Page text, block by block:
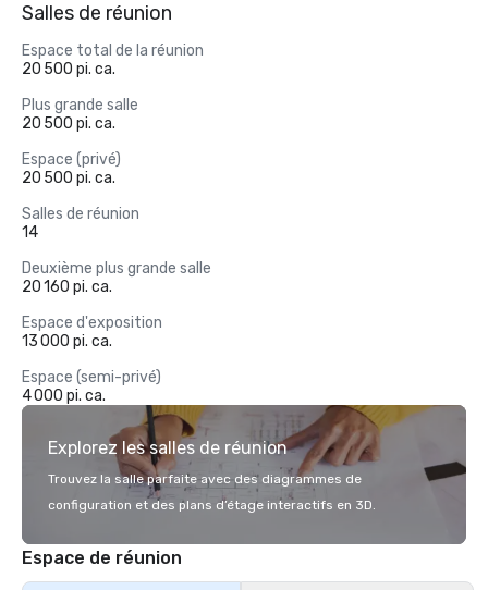
Salles de réunion
Espace total de la réunion
20 500 pi. ca.
Plus grande salle
20 500 pi. ca.
Espace (privé)
20 500 pi. ca.
Salles de réunion
14
Deuxième plus grande salle
20 160 pi. ca.
Espace d'exposition
13 000 pi. ca.
Espace (semi-privé)
4 000 pi. ca.
Explorez les salles de réunion
Trouvez la salle parfaite avec des diagrammes de
configuration et des plans d’étage interactifs en 3D.
Espace de réunion